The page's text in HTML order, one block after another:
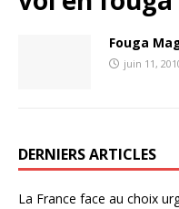
Fouga
juin 11,
DERNIERS ARTICLES
La France face au choix